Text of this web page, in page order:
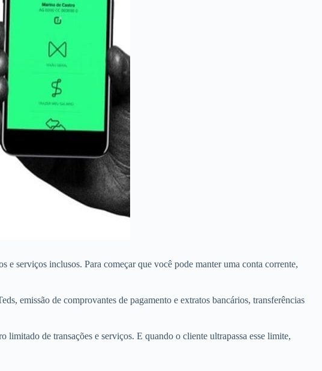
e serviços inclusos. Para começar que você pode manter uma conta corrente,
emissão de comprovantes de pagamento e extratos bancários, transferências
de transações e serviços. E quando o cliente ultrapassa esse limite,